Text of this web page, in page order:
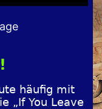
häufig mit
„If You Leave